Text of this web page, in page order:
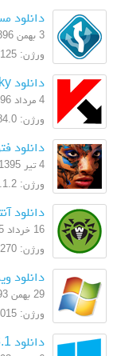
دانلود مسیریاب MapFactor
ورژن: 3.0.125
دانلود Kaspersky
ورژن: 17.0.0.611.0.184.0.DC.21.03
دانلود فتوشاپ CS6
ورژن: 13.1.2
دانلود آنتی ویروس Dr.Web
16 خرداد 1395
ورژن: 11.0.3.5270
دانلود ویندوز 7
29 بهمن 1393
ورژن: SP1 Feb 2015
دانلود Windows 8.1